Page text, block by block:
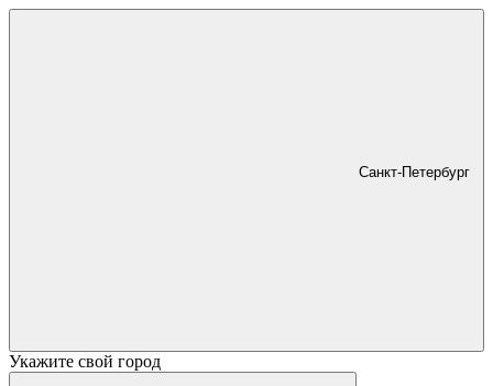
Санкт-Петербург
Укажите свой город